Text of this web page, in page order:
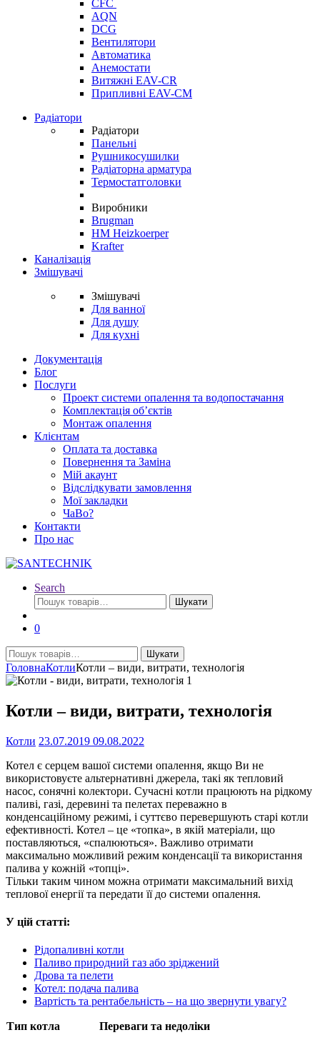
CFC
AQN
DCG
Вентилятори
Автоматика
Анемостати
Витяжні EAV-CR
Припливні EAV-CM
Радіатори
Радіатори
Панельні
Рушникосушилки
Радіаторна арматура
Термостатголовки
Виробники
Brugman
HM Heizkoerper
Krafter
Каналізація
Змішувачі
Змішувачі
Для ванної
Для душу
Для кухні
Документація
Блог
Послуги
Проект системи опалення та водопостачання
Комплектація об’єктів
Монтаж опалення
Клієнтам
Оплата та доставка
Повернення та Заміна
Мій акаунт
Відслідкувати замовлення
Мої закладки
ЧаВо?
Контакти
Про нас
Search
Шукати:
Шукати
0
Шукати:
Шукати
ГоловнаКотлиКотли – види, витрати, технологія
Котли – види, витрати, технологія
Котли 23.07.2019 09.08.2022
Котел є серцем вашої системи опалення, якщо Ви не
використовуєте альтернативні джерела, такі як тепловий
насос, сонячні колектори. Сучасні котли працюють на рідкому
паливі, газі, деревині та пелетах переважно в
конденсаційному режимі, і суттєво перевершують старі котли
ефективності. Котел – це «топка», в якій матеріали, що
поставляються, «спалюються». Важливо отримати
максимально можливий режим конденсації та використання
палива у кожній «топці».
Тільки таким чином можна отримати максимальний вихід
теплової енергії та передати її до системи опалення.
У цій статті:
Рідопаливні котли
Паливо природний газ або зріджений
Дрова та пелети
Котел: подача палива
Вартість та рентабельність – на що звернути увагу?
Тип котла Переваги та недоліки